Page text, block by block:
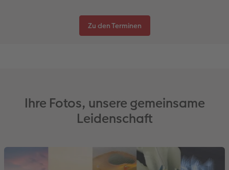
Zu den Terminen
Ihre Fotos, unsere gemeinsame
Leidenschaft